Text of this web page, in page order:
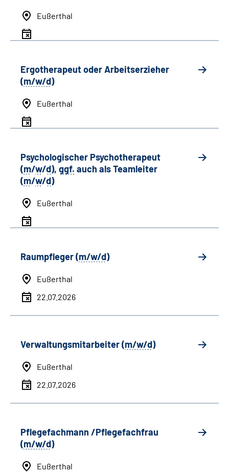
Eußerthal
Ergotherapeut oder Arbeitserzieher
(m/w/d)
Eußerthal
Psychologischer Psychotherapeut
(m/w/d), ggf. auch alsTeamleiter
(m/w/d)
Eußerthal
Raumpfleger (m/w/d)
Eußerthal
22.07.2026
Verwaltungsmitarbeiter (m/w/d)
Eußerthal
22.07.2026
Pflegefachmann /Pflegefachfrau
(m/w/d)
Eußerthal